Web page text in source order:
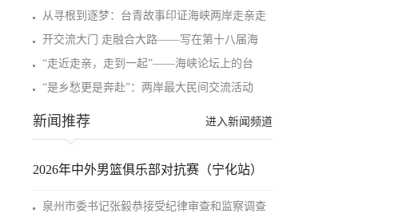
从寻根到逐梦：台青故事印证海峡两岸走亲走
开交流大门 走融合大路——写在第十八届海
“走近走亲，走到一起”——海峡论坛上的台
“是乡愁更是奔赴”：两岸最大民间交流活动
进入新闻频道
新闻推荐
2026年中外男篮俱乐部对抗赛（宁化站）
泉州市委书记张毅恭接受纪律审查和监察调查